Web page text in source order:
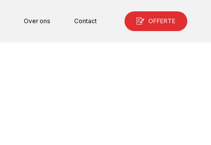
Over ons Contact OFFERTE